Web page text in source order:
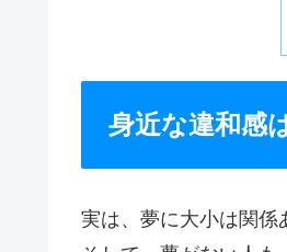
身近な違和感
実は、夢に大小は関係